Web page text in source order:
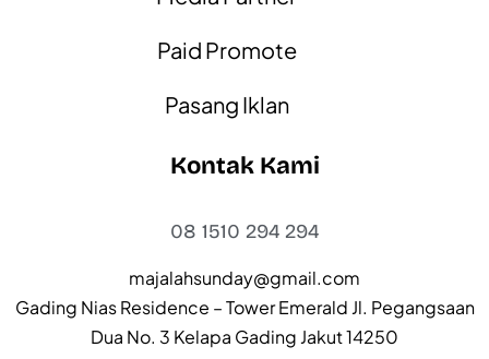
Paid Promote
Pasang Iklan
Kontak Kami
08 1510 294 294
majalahsunday@gmail.com
Gading Nias Residence – Tower Emerald Jl. Pegangsaan
Dua No. 3 Kelapa Gading Jakut 14250